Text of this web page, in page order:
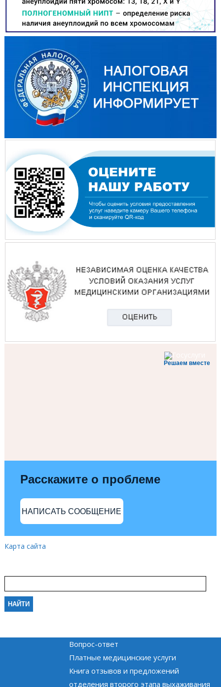
Решаем вместе
Расскажите о проблеме
НАПИСАТЬ СООБЩЕНИЕ
Карта сайта
Вопрос-ответ
Платные медицинские услуги
Книга отзывов и предложений
отделения второго этапа выхаживания